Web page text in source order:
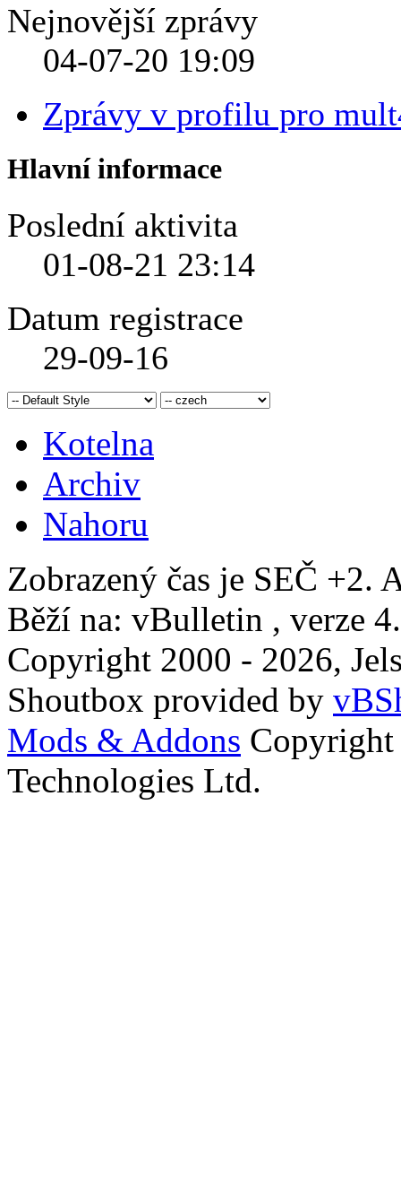
Nejnovější zprávy
04-07-20 19:09
Zprávy v profilu pro
Hlavní informace
Poslední aktivita
01-08-21 23:14
Datum registrace
29-09-16
Kotelna
Archiv
Nahoru
Zobrazený čas je SEČ +2.
Běží na: vBulletin , verze
Copyright 2000 - 2026,
Shoutbox provided by
Mods & Addons
Technologies Ltd.